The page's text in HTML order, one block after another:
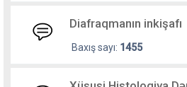
Diafraqmanın inkişafı
Baxış sayı: 1455